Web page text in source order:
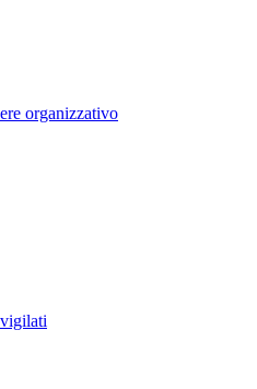
organizzativo